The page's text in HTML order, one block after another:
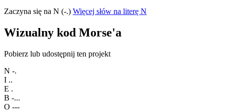
Zaczyna się na N (-.) Więcej słów na literę N
Wizualny kod Morse'a
Pobierz lub udostępnij ten projekt
N -.
I ..
E .
B -...
O ---